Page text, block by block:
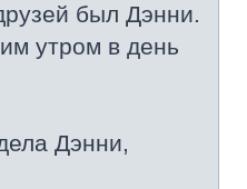
был Дэнни.
утром в день
Дэнни,